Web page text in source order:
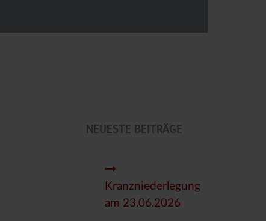
NEUESTE BEITRÄGE
Kranzniederlegung
am 23.06.2026